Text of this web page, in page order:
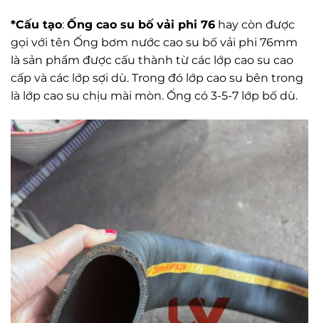
*Cấu tạo: Ống cao su bố vải phi 76 hay còn được
gọi với tên Ống bơm nước cao su bố vải phi 76mm
là sản phẩm được cấu thành từ các lớp cao su cao
cấp và các lớp sợi dù. Trong đó lớp cao su bên trong
là lớp cao su chịu mài mòn. Ống có 3-5-7 lớp bố dù.